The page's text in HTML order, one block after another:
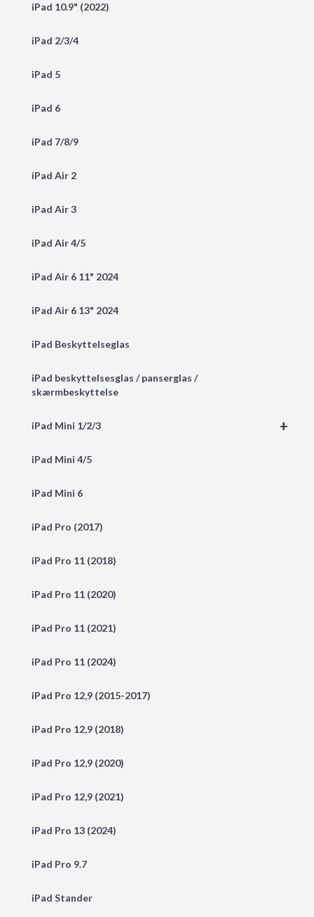
iPad 10.9" (2022)
iPad 2/3/4
iPad 5
iPad 6
iPad 7/8/9
iPad Air 2
iPad Air 3
iPad Air 4/5
iPad Air 6 11" 2024
iPad Air 6 13" 2024
iPad Beskyttelseglas
iPad beskyttelsesglas / panserglas /
skærmbeskyttelse
+
iPad Mini 1/2/3
iPad Mini 4/5
iPad Mini 6
iPad Pro (2017)
iPad Pro 11 (2018)
iPad Pro 11 (2020)
iPad Pro 11 (2021)
iPad Pro 11 (2024)
iPad Pro 12,9 (2015-2017)
iPad Pro 12,9 (2018)
iPad Pro 12,9 (2020)
iPad Pro 12,9 (2021)
iPad Pro 13 (2024)
iPad Pro 9.7
iPad Stander